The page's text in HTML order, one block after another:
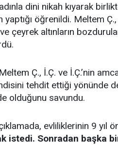
dini nikah kıyarak
yaptığı öğrenildi. Meltem
çeyrek altınların
Ç., İ.Ç. ve İ.Ç.’nin
tehdit ettiği yönünde
olduğunu savundu.
evliliklerinin 9 yıl
istedi. Sonradan başka